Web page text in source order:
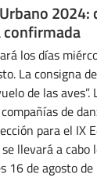
confirmada
los días
La consigna
de las aves”.
de
para el IX
llevará a cabo
16 de agosto